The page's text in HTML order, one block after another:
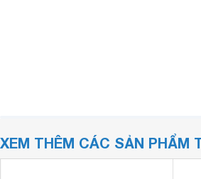
XEM THÊM CÁC SẢN